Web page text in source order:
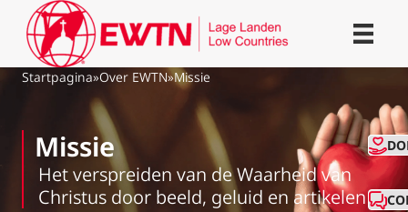
Startpagina»Over EWTN»Missie
Missie
Het verspreiden van de Waarheid van
Christus door beeld, geluid en artikelen